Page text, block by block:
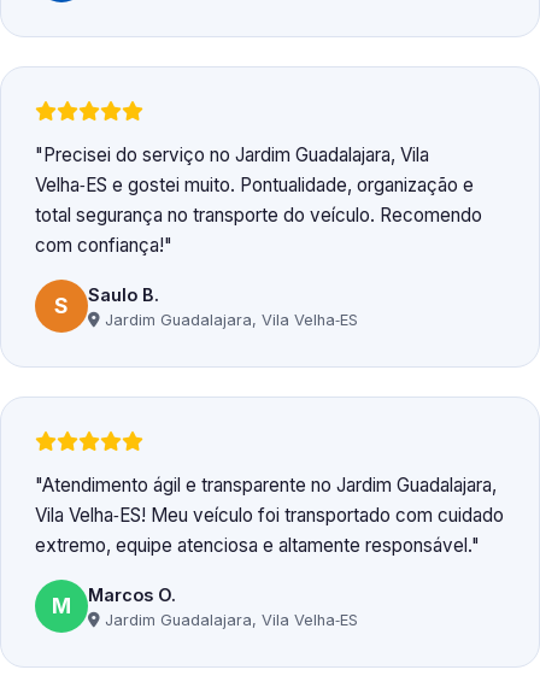
Precisei do serviço no Jardim Guadalajara, Vila
Velha‑ES e gostei muito. Pontualidade, organização e
total segurança no transporte do veículo. Recomendo
com confiança!
S Saulo B.
Jardim Guadalajara, Vila Velha‑ES
Atendimento ágil e transparente no Jardim Guadalajara,
Vila Velha‑ES! Meu veículo foi transportado com cuidado
extremo, equipe atenciosa e altamente responsável.
M Marcos O.
Jardim Guadalajara, Vila Velha‑ES